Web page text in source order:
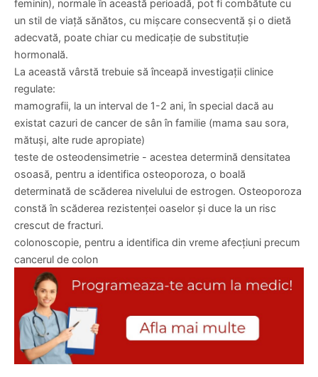
De asemenea, medicul va urmări istoricul de boli familiale.
Unele cancere, cum sunt cel de sân și cel ovarian, sunt
determinate de mutații genetice care se moștenesc de la
mamă la fiică.
Pentru femeile care își doresc să aibă copii, acesta este
momentul în care trebuie să își facă analize pentru a vedea
dacă sarcina ar putea ridica probleme. Diabetul sau
hipertensiunea arterială, de exemplu, sunt factori de risc în
sarcină.
Vârsta menopauzei: 45-54 de ani
Menopauza se instalează, de regulă, în jurul vârstei de 50 de
ani. Efectele fluctuațiilor nivelului de estrogen (un hormon
feminin), normale în această perioadă, pot fi combătute cu
un stil de viață sănătos, cu mișcare consecventă și o dietă
adecvată, poate chiar cu medicație de substituție
hormonală.
La această vârstă trebuie să înceapă investigații clinice
regulate:
mamografii, la un interval de 1-2 ani, în special dacă au
existat cazuri de cancer de sân în familie (mama sau sora,
mătuși, alte rude apropiate)